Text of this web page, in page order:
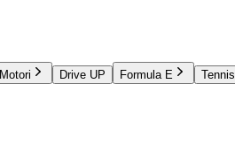
Motori Drive UP Formula E Tennis